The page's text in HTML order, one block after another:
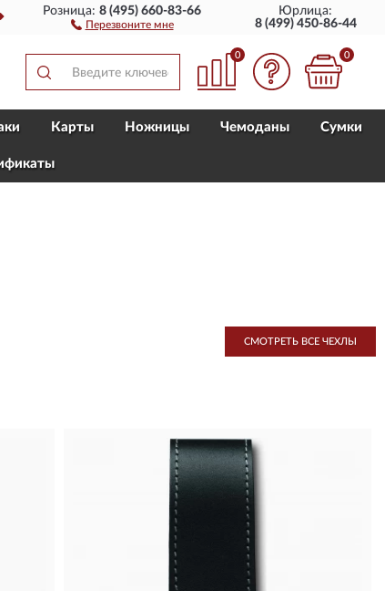
ПОЛНЫЙ
Розница:8 (495) 660-83-66
Перезвоните мне
Юрлица:
8 (499) 450-86-44
0 0
Карты Ножницы Чемоданы Сумки
СМОТРЕТЬ ВСЕ ЧЕХЛЫ